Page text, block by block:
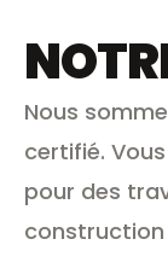
Nous
certifié.
pour des